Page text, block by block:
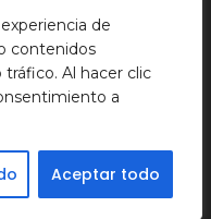
de
contenidos
Al hacer clic
a
Aceptar todo
Noticias.
Política de